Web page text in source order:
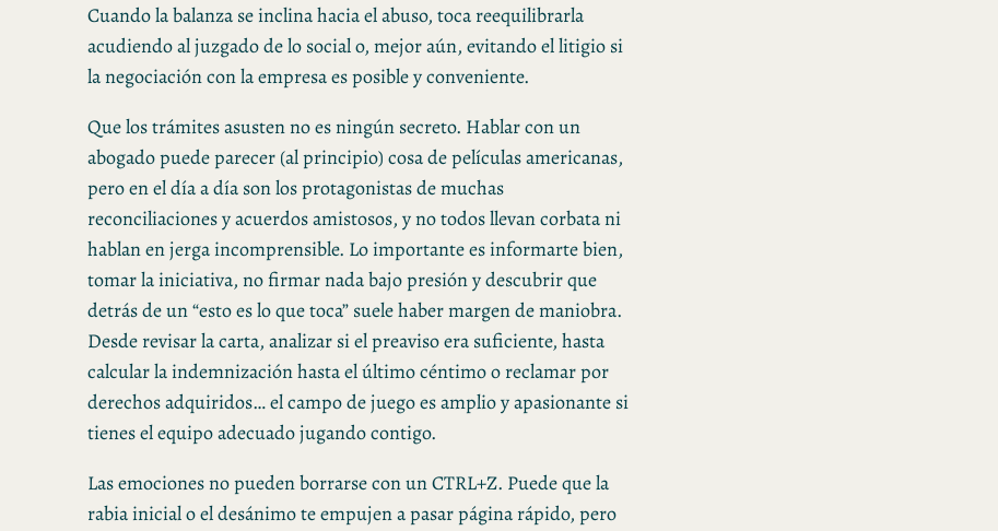
Cuando la balanza se inclina hacia el abuso, toca reequilibrarla
acudiendo al juzgado de lo social o, mejor aún, evitando el litigio si
la negociación con la empresa es posible y conveniente.
Que los trámites asusten no es ningún secreto. Hablar con un
abogado puede parecer (al principio) cosa de películas americanas,
pero en el día a día son los protagonistas de muchas
reconciliaciones y acuerdos amistosos, y no todos llevan corbata ni
hablan en jerga incomprensible. Lo importante es informarte bien,
tomar la iniciativa, no firmar nada bajo presión y descubrir que
detrás de un “esto es lo que toca” suele haber margen de maniobra.
Desde revisar la carta, analizar si el preaviso era suficiente, hasta
calcular la indemnización hasta el último céntimo o reclamar por
derechos adquiridos… el campo de juego es amplio y apasionante si
tienes el equipo adecuado jugando contigo.
Las emociones no pueden borrarse con un CTRL+Z. Puede que la
rabia inicial o el desánimo te empujen a pasar página rápido, pero